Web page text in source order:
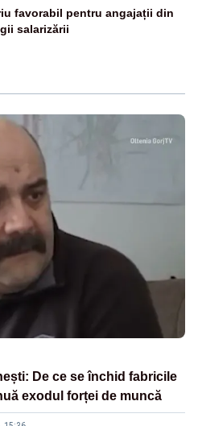
favorabil pentru angajații din
salarizării
De ce se închid fabricile
exodul forței de muncă